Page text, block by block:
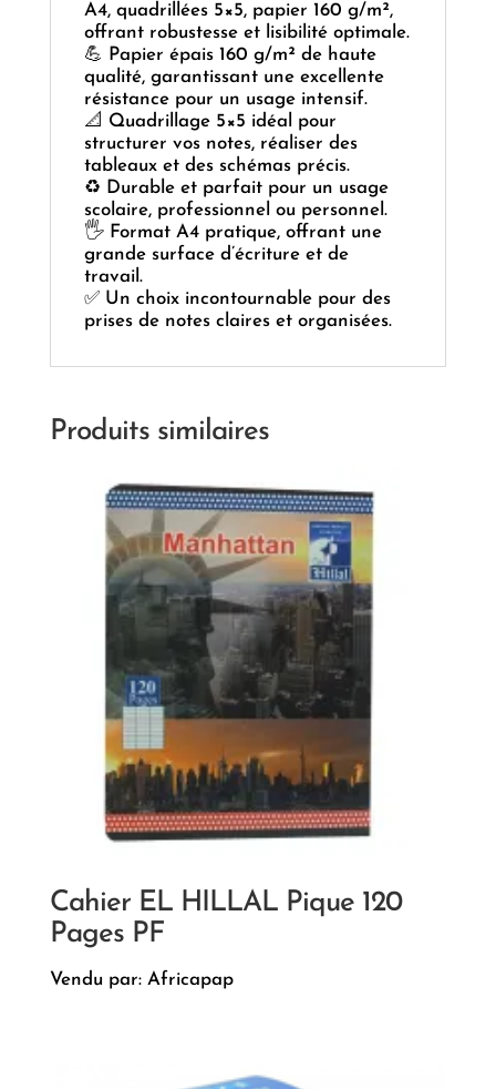
Schémas
A4, quadrillées 5×5, papier 160 g/m²,
offrant robustesse et lisibilité optimale.
💪 Papier épais 160 g/m² de haute
qualité, garantissant une excellente
résistance pour un usage intensif.
📐 Quadrillage 5×5 idéal pour
structurer vos notes, réaliser des
tableaux et des schémas précis.
♻️ Durable et parfait pour un usage
scolaire, professionnel ou personnel.
🖐️ Format A4 pratique, offrant une
grande surface d’écriture et de
travail.
✅ Un choix incontournable pour des
prises de notes claires et organisées.
Produits similaires
Cahier EL HILLAL Pique 120
Pages PF
Vendu par: Africapap